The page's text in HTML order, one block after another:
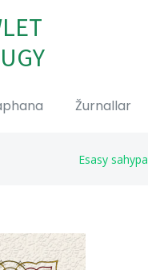
Žurnallar
Esasy sahypa